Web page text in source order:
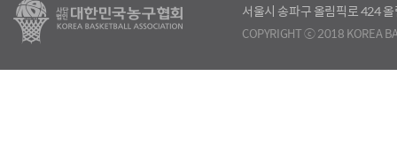
서울시 송파구 올림픽로 424
COPYRIGHT ⓒ 2018 KOREA